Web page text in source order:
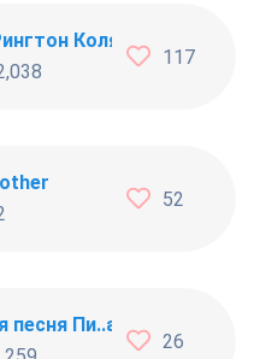
Коляна
117
52
Пи..абола
26